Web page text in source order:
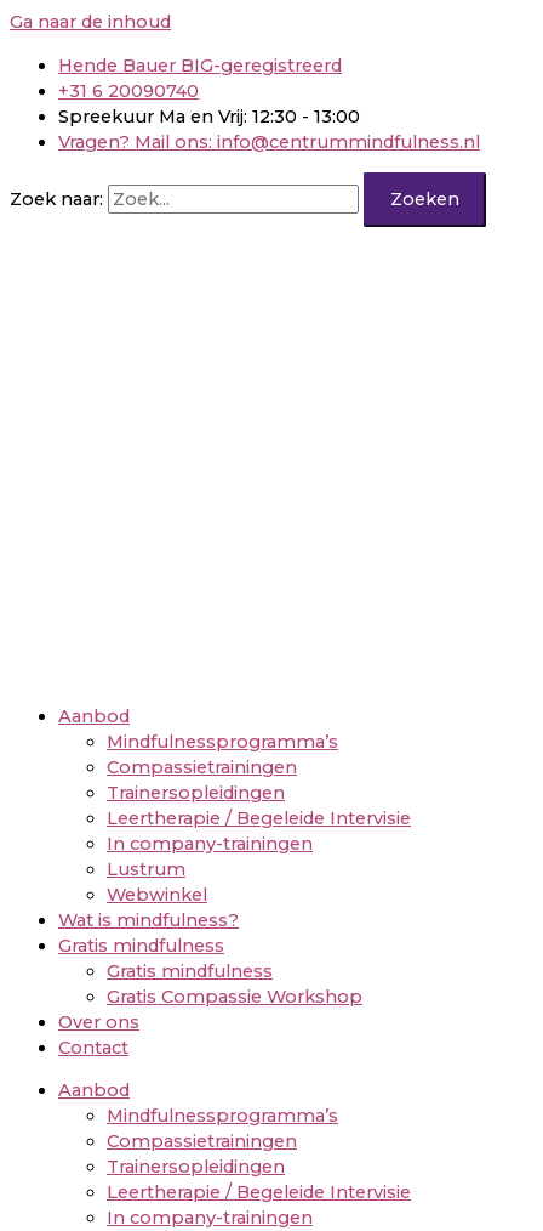
Ga naar de inhoud
Hende Bauer BIG-geregistreerd
+31 6 20090740
Spreekuur Ma en Vrij: 12:30 - 13:00
Vragen? Mail ons: info@centrummindfulness.nl
Zoek naar:
Aanbod
Mindfulnessprogramma’s
Compassietrainingen
Trainersopleidingen
Leertherapie / Begeleide Intervisie
In company-trainingen
Lustrum
Webwinkel
Wat is mindfulness?
Gratis mindfulness
Gratis mindfulness
Gratis Compassie Workshop
Over ons
Contact
Aanbod
Mindfulnessprogramma’s
Compassietrainingen
Trainersopleidingen
Leertherapie / Begeleide Intervisie
In company-trainingen